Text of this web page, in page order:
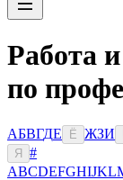
Работа
по
АБВГДЕ Ё ЖЗИ
Я
#
ABCDEFGHIJKL